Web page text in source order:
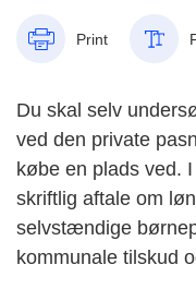
Print
Du skal selv
ved den private
købe en plads ved.
skriftlig aftale om
selvstændige
kommunale tilskud